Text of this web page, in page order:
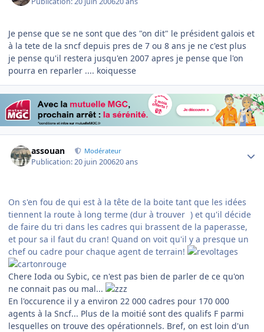
Je pense que se ne sont que des "on dit" le président galois et
à la tete de la sncf depuis pres de 7 ou 8 ans je ne c'est plus
je pense qu'il restera jusqu'en 2007 apres je pense que l'on
pourra en reparler .... koiquesse
assouan Modérateur
Publication:20 juin 200620 ans
On s'en fou de qui est à la tête de la boite tant que les idées
tiennent la route à long terme (dur à trouver ) et qu'il décide
de faire du tri dans les cadres qui brassent de la paperasse,
et pour sa il faut du cran! Quand on voit qu'il y a presque un
chef ou cadre pour chaque agent de terrain!
Chere Ioda ou Sybic, ce n'est pas bien de parler de ce qu'on
ne connait pas ou mal...
En l'occurence il y a environ 22 000 cadres pour 170 000
agents à la Sncf... Plus de la moitié sont des qualifs F parmi
lesquelles on trouve des opérationnels. Bref, on est loin d'un